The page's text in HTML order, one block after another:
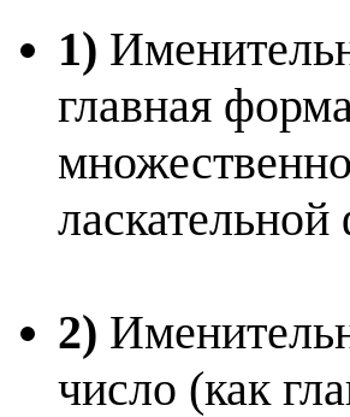
1)
главная
2)
число (как